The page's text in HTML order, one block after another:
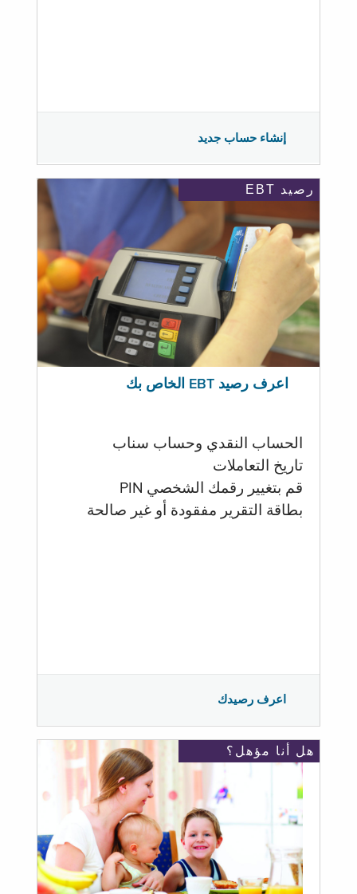
إنشاء حساب جديد
رصيد EBT
اعرف رصيد EBT الخاص بك
الحساب النقدي وحساب سناب
تاريخ التعاملات
قم بتغيير رقمك الشخصي PIN
بطاقة التقرير مفقودة أو غير صالحة
اعرف رصيدك
هل أنا مؤهل؟